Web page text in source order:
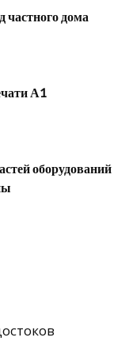
частного дома
А1
оборудований